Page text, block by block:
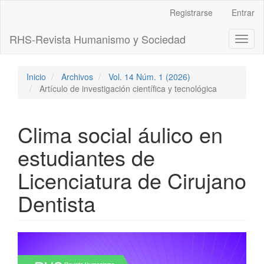
principal
Barra
Registrarse Entrar
RHS-Revista Humanismo y Sociedad
Inicio Archivos
Vol. 14 Núm. 1 (2026)
Artículo de investigación científica y tecnológica
Clima social áulico en
estudiantes de
Licenciatura de Cirujano
Dentista